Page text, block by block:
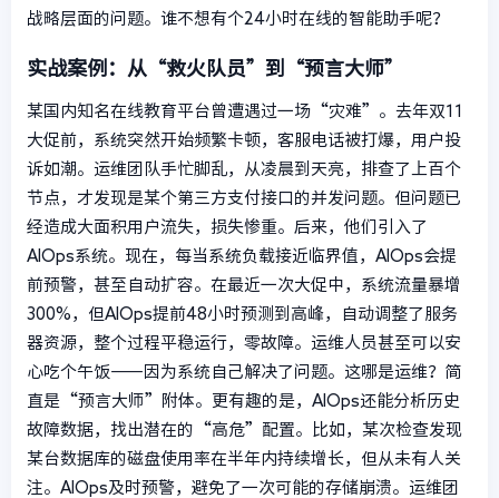
战略层面的问题。谁不想有个24小时在线的智能助手呢？
实战案例：从“救火队员”到“预言大师”
某国内知名在线教育平台曾遭遇过一场“灾难”。去年双11
大促前，系统突然开始频繁卡顿，客服电话被打爆，用户投
诉如潮。运维团队手忙脚乱，从凌晨到天亮，排查了上百个
节点，才发现是某个第三方支付接口的并发问题。但问题已
经造成大面积用户流失，损失惨重。后来，他们引入了
AIOps系统。现在，每当系统负载接近临界值，AIOps会提
前预警，甚至自动扩容。在最近一次大促中，系统流量暴增
300%，但AIOps提前48小时预测到高峰，自动调整了服务
器资源，整个过程平稳运行，零故障。运维人员甚至可以安
心吃个午饭——因为系统自己解决了问题。这哪是运维？简
直是“预言大师”附体。更有趣的是，AIOps还能分析历史
故障数据，找出潜在的“高危”配置。比如，某次检查发现
某台数据库的磁盘使用率在半年内持续增长，但从未有人关
注。AIOps及时预警，避免了一次可能的存储崩溃。运维团